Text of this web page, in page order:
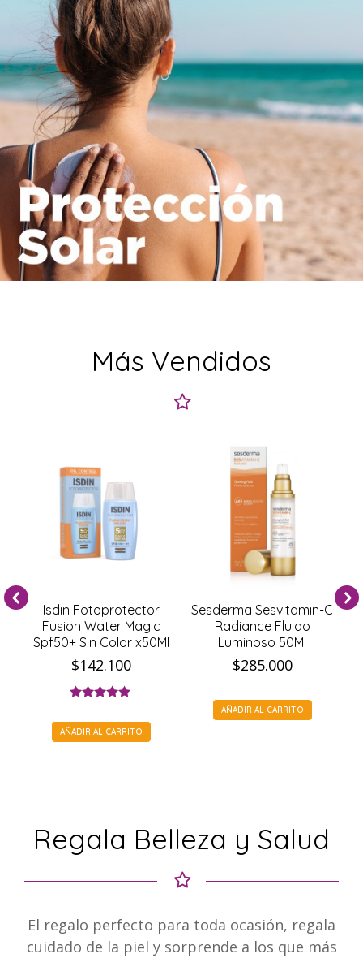
Más Vendidos
Isdin Fotoprotector
Fusion Water Magic
Spf50+ Sin Color x50Ml
$142.100
4.83de 5
AÑADIR AL CARRITO
Sesderma Sesvitamin-C
Radiance Fluido
Luminoso 50Ml
$285.000
AÑADIR AL CARRITO
Regala Belleza y Salud
El regalo perfecto para toda ocasión, regala
cuidado de la piel y sorprende a los que más